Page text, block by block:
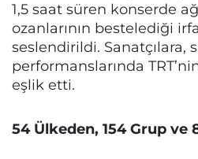
1,5 saat süren konserde
ozanlarının bestelediği
seslendirildi. Sanatçılara,
performanslarında
eşlik etti.
54 Ülkeden, 154 Grup ve